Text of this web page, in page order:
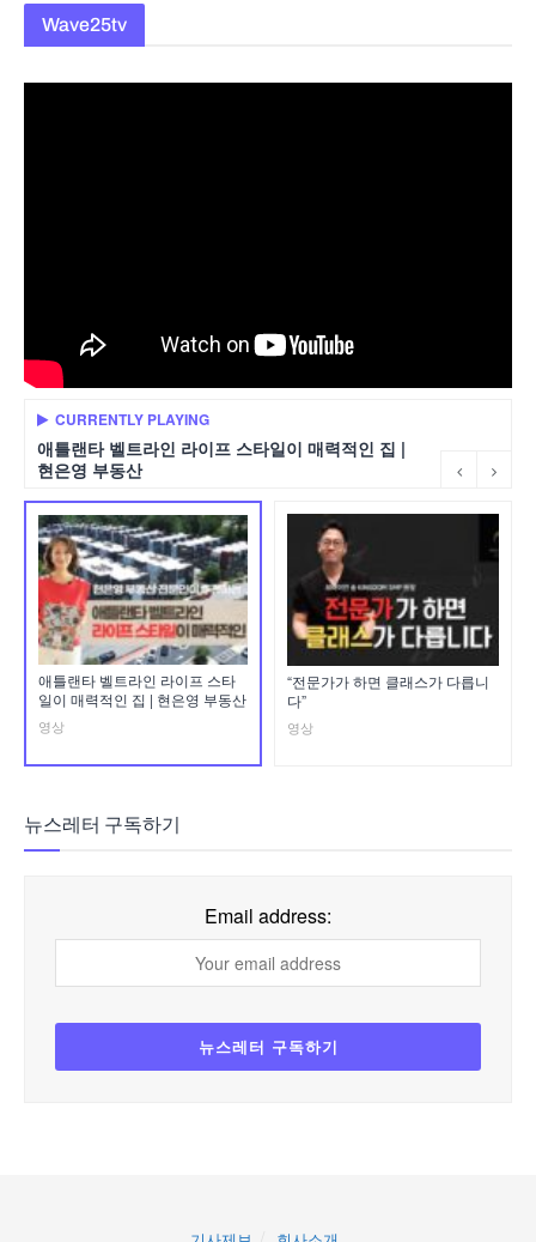
Wave25tv
CURRENTLY PLAYING
애틀랜타 벨트라인 라이프 스타일이 매력적인 집 |
현은영 부동산
애틀랜타 벨트라인 라이프 스타
일이 매력적인 집 | 현은영 부동산
영상
“전문가가 하면 클래스가 다릅니
다”
영상
뉴스레터 구독하기
Email address: